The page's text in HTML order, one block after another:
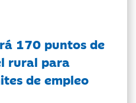
170 puntos de
rural para
de empleo